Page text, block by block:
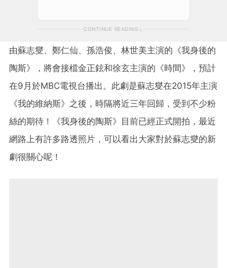
CONTINUE READING
由蘇志燮、鄭仁仙、孫浩俊、林世美主演的《我身後的
陶斯》，將會接檔金正鉉和徐玄主演的《時間》，預計
在9月於MBC電視台播出。此劇是蘇志燮在2015年主演
《我的維納斯》之後，時隔將近三年回歸，受到不少粉
絲的期待！《我身後的陶斯》目前已經正式開拍，最近
網路上有許多路透照片，可以看出大家對於蘇志燮的新
劇很關心呢！